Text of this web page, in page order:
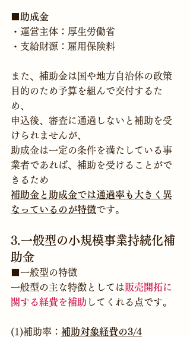
助成金
・運営主体：厚生労働省
・支給財源：雇用保険料
また、補助金は国や地方自治体の政策
目的のため予算を組んで交付するた
め、
申込後、審査に通過しないと補助を受
けられませんが、
助成金は一定の条件を満たしている事
業者であれば、補助を受けることがで
きるため
補助金と助成金では通過率も大きく異
なっているのが特徴
3.一般型の小規模事業持続化補
助金
■一般型の特徴
一般型の主な特徴としては販売開拓に
関する経費を補助 してくれる点です。
(1)補助率： 補助対象経費の3/4